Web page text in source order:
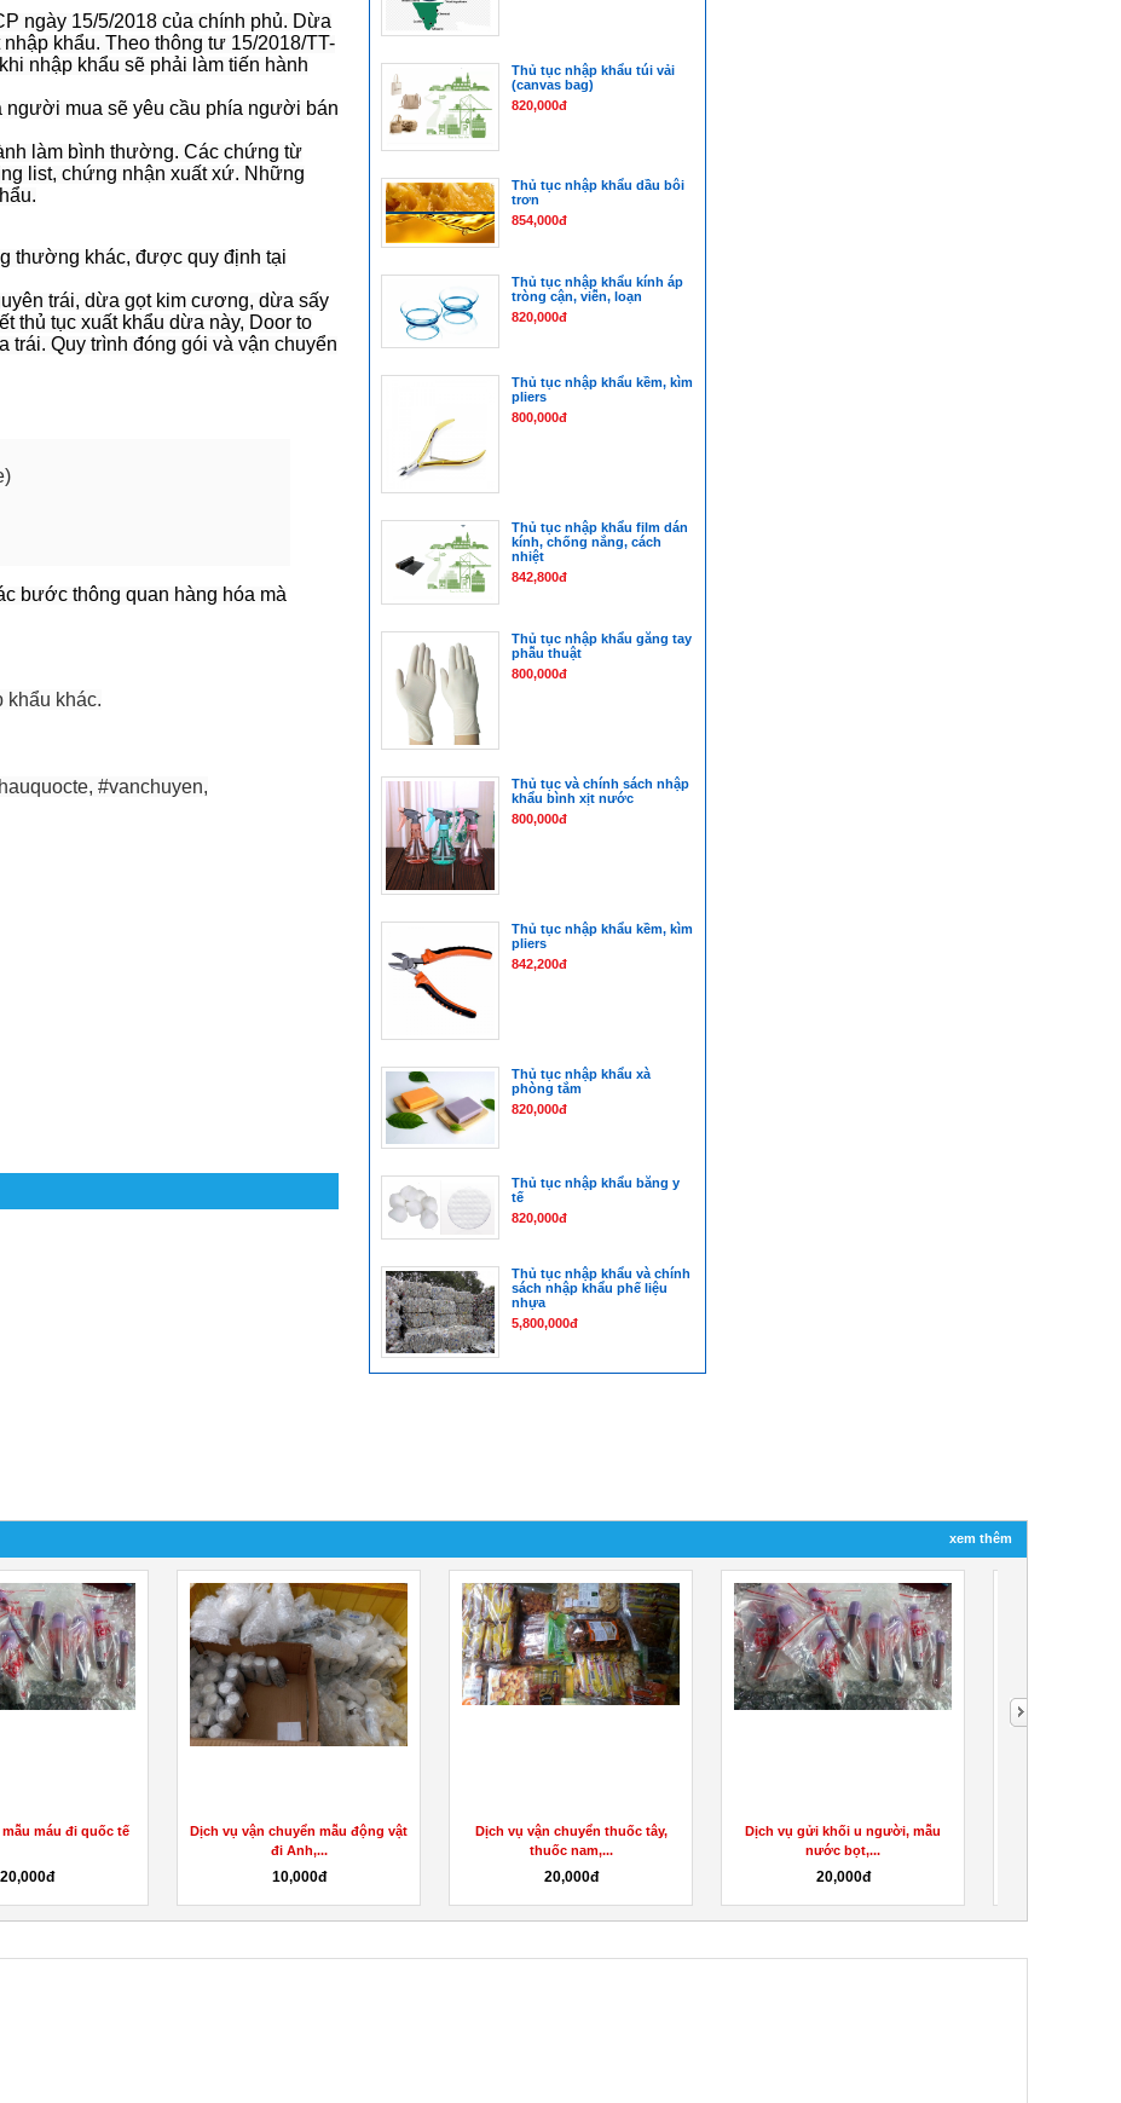
ngày 15/5/2018 của chính phủ. Dừa
khẩu. Theo thông tư 15/2018/TT-
nhập khẩu sẽ phải làm tiến hành
người mua sẽ yêu cầu phía người bán
làm bình thường. Các chứng từ
list, chứng nhận xuất xứ. Những
thường khác, được quy định tại
trái, dừa gọt kim cương, dừa sấy
thủ tục xuất khẩu dừa này, Door to
Quy trình đóng gói và vận chuyển
bước thông quan hàng hóa mà
khẩu khác.
#vanchuyen,
Thủ tục nhập khẩu túi vải
(canvas bag)
820,000đ
Thủ tục nhập khẩu dầu bôi
trơn
854,000đ
Thủ tục nhập khẩu kính áp
tròng cận, viễn, loạn
820,000đ
Thủ tục nhập khẩu kềm, kìm
pliers
800,000đ
Thủ tục nhập khẩu film dán
kính, chống nắng, cách
nhiệt
842,800đ
Thủ tục nhập khẩu găng tay
phẫu thuật
800,000đ
Thủ tục và chính sách nhập
khẩu bình xịt nước
800,000đ
Thủ tục nhập khẩu kềm, kìm
pliers
842,200đ
Thủ tục nhập khẩu xà
phòng tắm
820,000đ
Thủ tục nhập khẩu băng y
tế
820,000đ
Thủ tục nhập khẩu và chính
sách nhập khẩu phế liệu
nhựa
5,800,000đ
xem thêm
mẫu máu đi quốc tế
20,000đ
Dịch vụ vận chuyển mẫu động vật
đi Anh,...
10,000đ
Dịch vụ vận chuyển thuốc tây,
thuốc nam,...
20,000đ
Dịch vụ gửi khối u người, mẫu
nước bọt,...
20,000đ